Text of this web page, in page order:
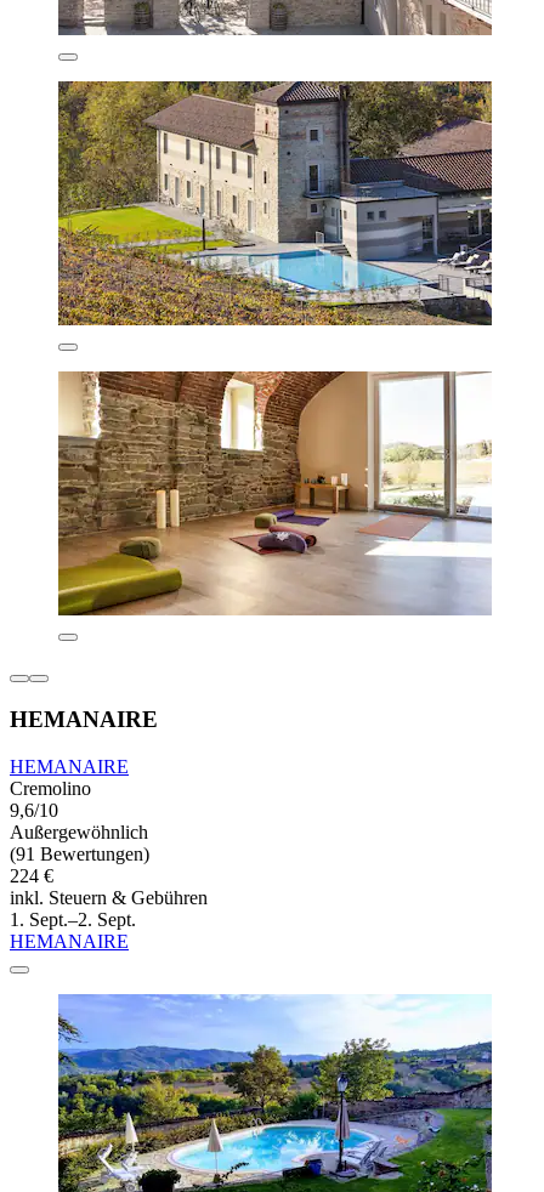
HEMANAIRE
HEMANAIRE
Cremolino
9,6/10
Außergewöhnlich
(91 Bewertungen)
224 €
inkl. Steuern & Gebühren
1. Sept.–2. Sept.
HEMANAIRE